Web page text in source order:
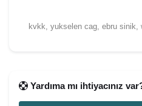
kvkk, yukselen cag, ebru sinik,
Yardıma mı ihtiyacınız